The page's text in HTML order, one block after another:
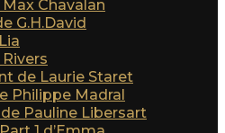
Chavalan
G.H.David
de Laurie Staret
Philippe Madral
Pauline Libersart